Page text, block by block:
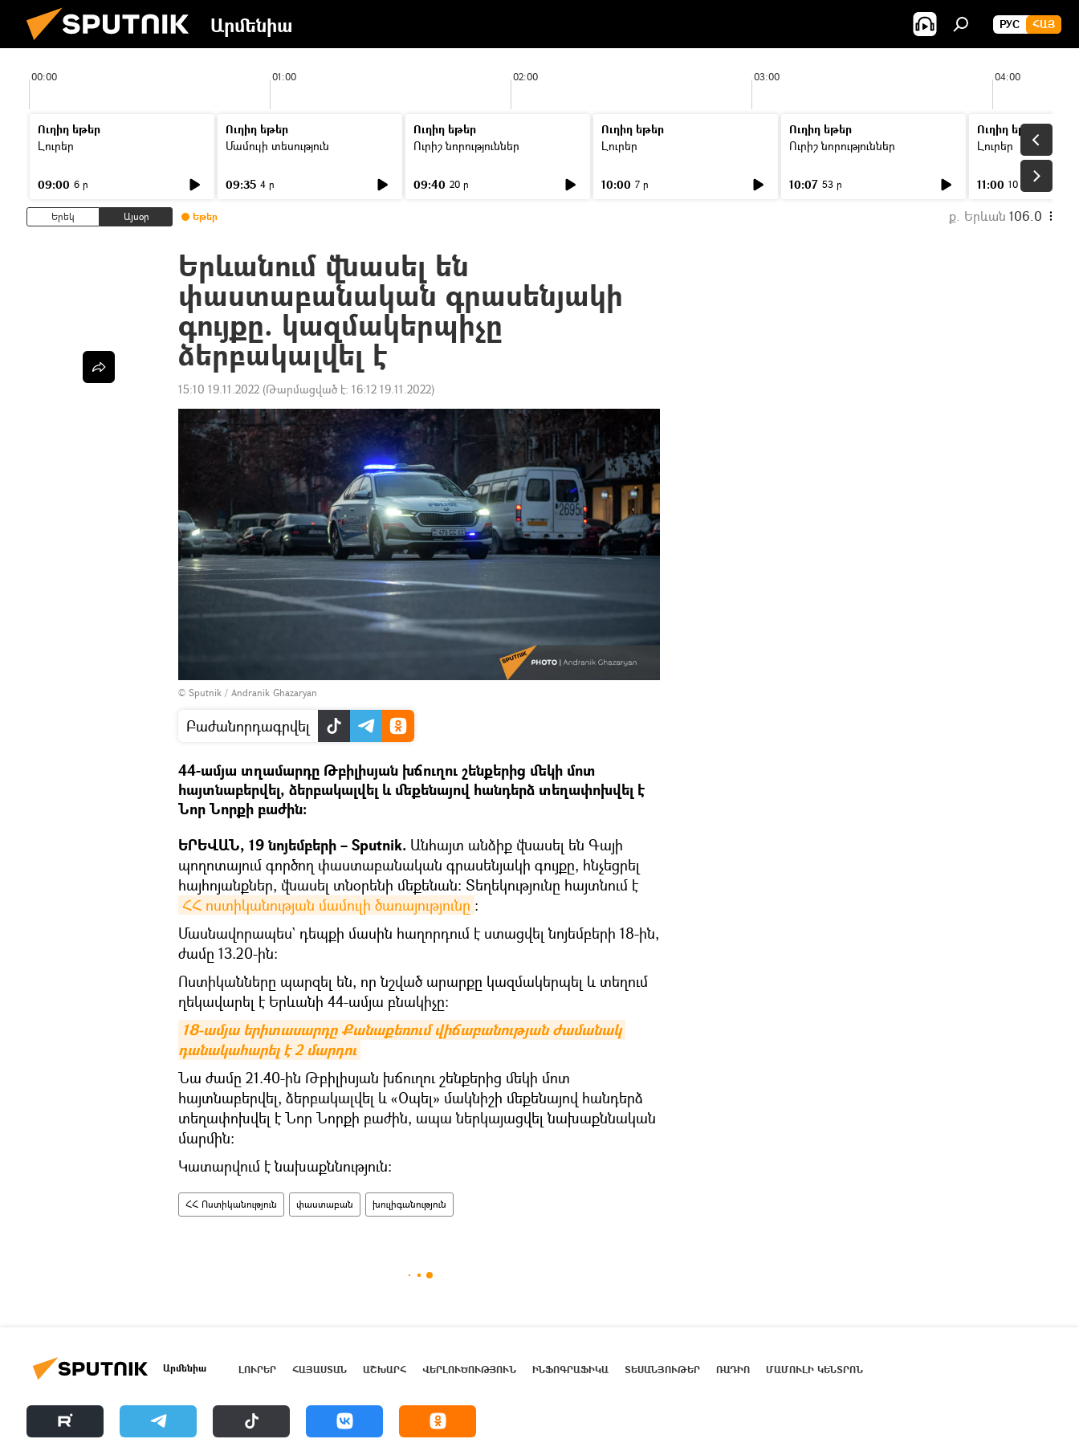
Արմենիա РУС ՀԱՅ
00:00 01:00 02:00 03:00 04:00
Ուղիղ եթեր
Լուրեր
09:00 6 ր
Ուղիղ եթեր
Մամուլի տեսություն
09:35 4 ր
Ուղիղ եթեր
Ուրիշ նորություններ
09:40 20 ր
Ուղիղ եթեր
Լուրեր
10:00 7 ր
Ուղիղ եթեր
Ուրիշ նորություններ
10:07 53 ր
Ուղիղ եթեր
Լուրեր
11:00 10 ր
Երեկ Այսօր Եթեր ք. Երևան 106.0
Երևանում վնասել են
փաստաբանական գրասենյակի
գույքը. կազմակերպիչը
ձերբակալվել է
15:10 19.11.2022 (Թարմացված է: 16:12 19.11.2022)
© Sputnik / Andranik Ghazaryan
Բաժանորդագրվել
44-ամյա տղամարդը Թբիլիսյան խճուղու շենքերից մեկի մոտ
հայտնաբերվել, ձերբակալվել և մեքենայով հանդերձ տեղափոխվել է
Նոր Նորքի բաժին։
ԵՐԵՎԱՆ, 19 նոյեմբերի – Sputnik. Անհայտ անձիք վնասել են Գայի
պողոտայում գործող փաստաբանական գրասենյակի գույքը, հնչեցրել
հայհոյանքներ, վնասել տնօրենի մեքենան: Տեղեկությունը հայտնում է
ՀՀ ոստիկանության մամուլի ծառայությունը ։
Մասնավորապես` դեպքի մասին հաղորդում է ստացվել նոյեմբերի 18-ին,
ժամը 13.20-ին։
Ոստիկանները պարզել են, որ նշված արարքը կազմակերպել և տեղում
ղեկավարել է Երևանի 44-ամյա բնակիչը:
18-ամյա երիտասարդը Քանաքեռում վիճաբանության ժամանակ
դանակահարել է 2 մարդու
Նա ժամը 21.40-ին Թբիլիսյան խճուղու շենքերից մեկի մոտ
հայտնաբերվել, ձերբակալվել և «Օպել» մակնիշի մեքենայով հանդերձ
տեղափոխվել է Նոր Նորքի բաժին, ապա ներկայացվել նախաքննական
մարմին:
Կատարվում է նախաքննություն:
ՀՀ Ոստիկանություն փաստաբան խուլիգանություն
Արմենիա ԼՈՒՐԵՐ ՀԱՅԱՍՏԱՆ ԱՇԽԱՐՀ ՎԵՐԼՈՒԾՈՒԹՅՈՒՆ ԻՆՖՈԳՐԱՖԻԿԱ ՏԵՍԱՆՅՈՒԹԵՐ ՌԱԴԻՈ ՄԱՄՈՒԼԻ ԿԵՆՏՐՈՆ